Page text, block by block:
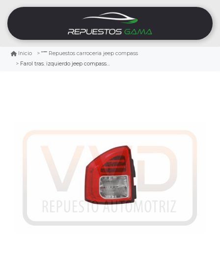
Inicio
Repuestos carroceria jeep compass
Farol tras. izquierdo jeep compass 2.4 2011/2013